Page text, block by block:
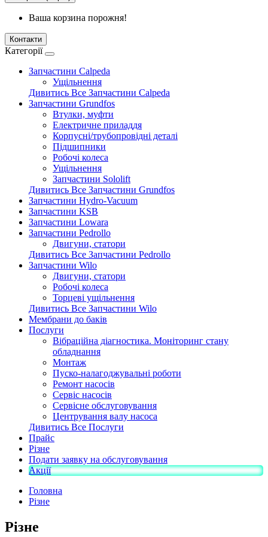
Ваша корзина порожня!
Контакти
Категорії
Запчастини Calpeda
Ущільнення
Дивитись Все Запчастини Calpeda
Запчастини Grundfos
Втулки, муфти
Електричне приладдя
Корпусні/трубопровідні деталі
Підшипники
Робочі колеса
Ущільнення
Запчастини Sololift
Дивитись Все Запчастини Grundfos
Запчастини Hydro-Vacuum
Запчастини KSB
Запчастини Lowara
Запчастини Pedrollo
Двигуни, статори
Дивитись Все Запчастини Pedrollo
Запчастини Wilo
Двигуни, статори
Робочі колеса
Торцеві ущільнення
Дивитись Все Запчастини Wilo
Мембрани до баків
Послуги
Вібраційна діагностика. Моніторинг стану
обладнання
Монтаж
Пуско-налагоджувальні роботи
Ремонт насосів
Сервіс насосів
Сервісне обслуговування
Центрування валу насоса
Дивитись Все Послуги
Прайс
Різне
Подати заявку на обслуговування
Акції
Головна
Різне
Різне